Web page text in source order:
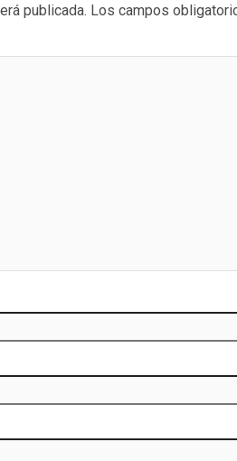
publicada. Los campos